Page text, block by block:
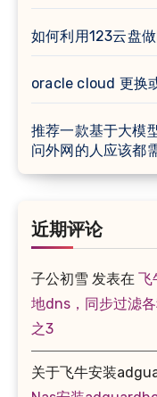
如何利用123云盘
oracle cloud 更换
推荐一款基于大模
问外网的人应该都
近期评论
子公初雪 发表在 飞
地dns，同步过滤
之3
关于飞牛安装